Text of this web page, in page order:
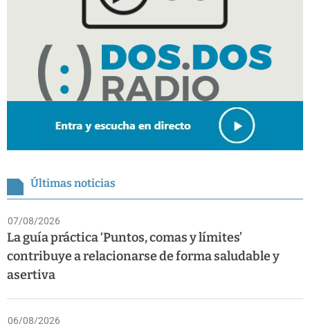
Últimas noticias
07/08/2026
La guía práctica ‘Puntos, comas y límites’
contribuye a relacionarse de forma saludable y
asertiva
06/08/2026